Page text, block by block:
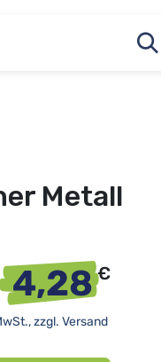
Metall
4,28€
zzgl. Versand